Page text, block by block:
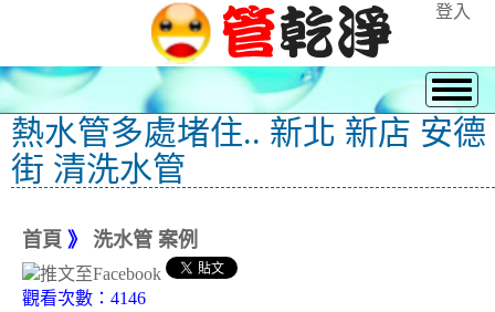
登入
熱水管多處堵住.. 新北 新店 安德
街 清洗水管
首頁 》 洗水管 案例
觀看次數：4146